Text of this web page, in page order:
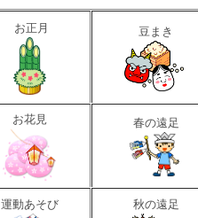
お正月 豆まき
お花見 春の遠足
運動あそび 秋の遠足